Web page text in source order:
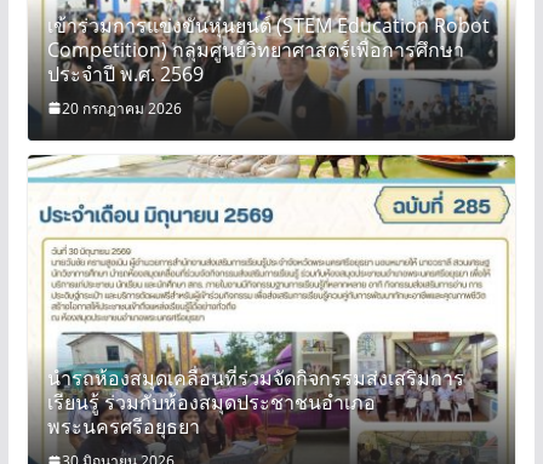
เข้าร่วมการแข่งขันหุ่นยนต์ (STEM Education Robot
Competition) กลุ่มศูนย์วิทยาศาสตร์เพื่อการศึกษา
ประจำปี พ.ศ. 2569
20 กรกฎาคม 2026
นำรถห้องสมุดเคลื่อนที่ร่วมจัดกิจกรรมส่งเสริมการ
เรียนรู้ ร่วมกับห้องสมุดประชาชนอำเภอ
พระนครศรีอยุธยา